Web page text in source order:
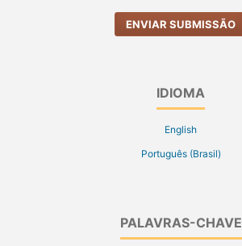
ENVIAR SUBMISSÃO
IDIOMA
English
Português (Brasil)
PALAVRAS-CHAVE